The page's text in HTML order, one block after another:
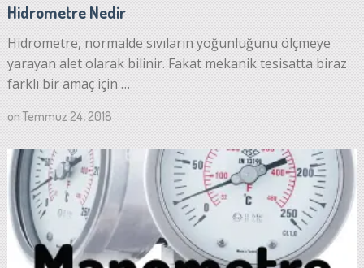
Hidrometre Nedir
Hidrometre, normalde sıvıların yoğunluğunu ölçmeye
yarayan alet olarak bilinir. Fakat mekanik tesisatta biraz
farklı bir amaç için …
onTemmuz 24, 2018